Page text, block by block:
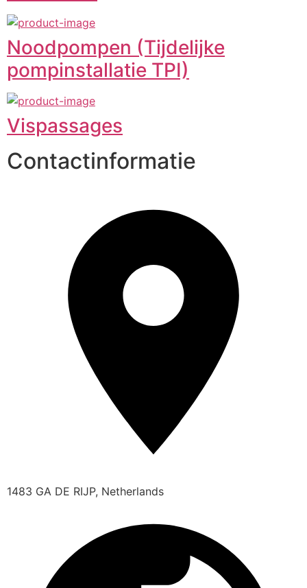
Noodpompen (Tijdelijke
pompinstallatie TPI)
Vispassages
Contactinformatie
1483 GA DE RIJP, Netherlands